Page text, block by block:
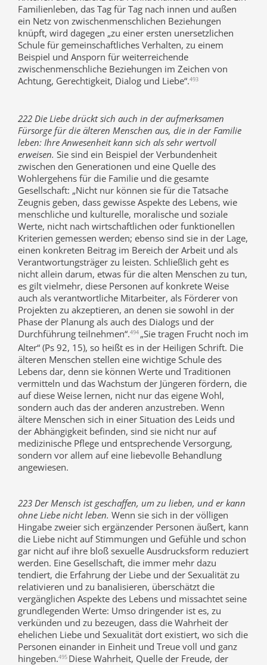
Familienleben, das Tag für Tag nach innen und außen
ein Netz von zwischenmenschlichen Beziehungen
knüpft, wird dagegen „zu einer ersten unersetzlichen
Schule für gemeinschaftliches Verhalten, zu einem
Beispiel und Ansporn für weiterreichende
zwischenmenschliche Beziehungen im Zeichen von
Achtung, Gerechtigkeit, Dialog und Liebe“.493
222 Die Liebe drückt sich auch in der aufmerksamen
Fürsorge für die älteren Menschen aus, die in der Familie
leben: Ihre Anwesenheit kann sich als sehr wertvoll
erweisen. Sie sind ein Beispiel der Verbundenheit
zwischen den Generationen und eine Quelle des
Wohlergehens für die Familie und die gesamte
Gesellschaft: „Nicht nur können sie für die Tatsache
Zeugnis geben, dass gewisse Aspekte des Lebens, wie
menschliche und kulturelle, moralische und soziale
Werte, nicht nach wirtschaftlichen oder funktionellen
Kriterien gemessen werden; ebenso sind sie in der Lage,
einen konkreten Beitrag im Bereich der Arbeit und als
Verantwortungsträger zu leisten. Schließlich geht es
nicht allein darum, etwas für die alten Menschen zu tun,
es gilt vielmehr, diese Personen auf konkrete Weise
auch als verantwortliche Mitarbeiter, als Förderer von
Projekten zu akzeptieren, an denen sie sowohl in der
Phase der Planung als auch des Dialogs und der
Durchführung teilnehmen“.494 „Sie tragen Frucht noch im
Alter“ (Ps 92, 15), so heißt es in der Heiligen Schrift. Die
älteren Menschen stellen eine wichtige Schule des
Lebens dar, denn sie können Werte und Traditionen
vermitteln und das Wachstum der Jüngeren fördern, die
auf diese Weise lernen, nicht nur das eigene Wohl,
sondern auch das der anderen anzustreben. Wenn
ältere Menschen sich in einer Situation des Leids und
der Abhängigkeit befinden, sind sie nicht nur auf
medizinische Pflege und entsprechende Versorgung,
sondern vor allem auf eine liebevolle Behandlung
angewiesen.
223 Der Mensch ist geschaffen, um zu lieben, und er kann
ohne Liebe nicht leben. Wenn sie sich in der völligen
Hingabe zweier sich ergänzender Personen äußert, kann
die Liebe nicht auf Stimmungen und Gefühle und schon
gar nicht auf ihre bloß sexuelle Ausdrucksform reduziert
werden. Eine Gesellschaft, die immer mehr dazu
tendiert, die Erfahrung der Liebe und der Sexualität zu
relativieren und zu banalisieren, überschätzt die
vergänglichen Aspekte des Lebens und missachtet seine
grundlegenden Werte: Umso dringender ist es, zu
verkünden und zu bezeugen, dass die Wahrheit der
ehelichen Liebe und Sexualität dort existiert, wo sich die
Personen einander in Einheit und Treue voll und ganz
hingeben.495 Diese Wahrheit, Quelle der Freude, der